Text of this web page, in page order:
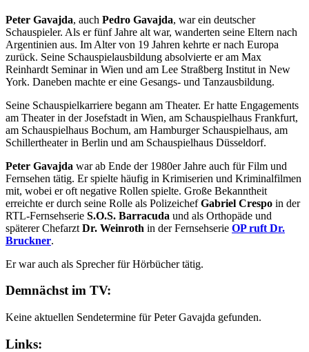
Peter Gavajda, auch Pedro Gavajda, war ein deutscher
Schauspieler. Als er fünf Jahre alt war, wanderten seine Eltern nach
Argentinien aus. Im Alter von 19 Jahren kehrte er nach Europa
zurück. Seine Schauspielausbildung absolvierte er am Max
Reinhardt Seminar in Wien und am Lee Straßberg Institut in New
York. Daneben machte er eine Gesangs- und Tanzausbildung.
Seine Schauspielkarriere begann am Theater. Er hatte Engagements
am Theater in der Josefstadt in Wien, am Schauspielhaus Frankfurt,
am Schauspielhaus Bochum, am Hamburger Schauspielhaus, am
Schillertheater in Berlin und am Schauspielhaus Düsseldorf.
Peter Gavajda war ab Ende der 1980er Jahre auch für Film und
Fernsehen tätig. Er spielte häufig in Krimiserien und Kriminalfilmen
mit, wobei er oft negative Rollen spielte. Große Bekanntheit
erreichte er durch seine Rolle als PolizeichefGabriel Crespo in der
RTL-Fernsehserie S.O.S. Barracuda und als Orthopäde und
späterer Chefarzt Dr. Weinroth in der Fernsehserie OP ruft Dr.
Bruckner.
Er war auch als Sprecher für Hörbücher tätig.
Demnächst im TV:
Keine aktuellen Sendetermine für Peter Gavajda gefunden.
Links: